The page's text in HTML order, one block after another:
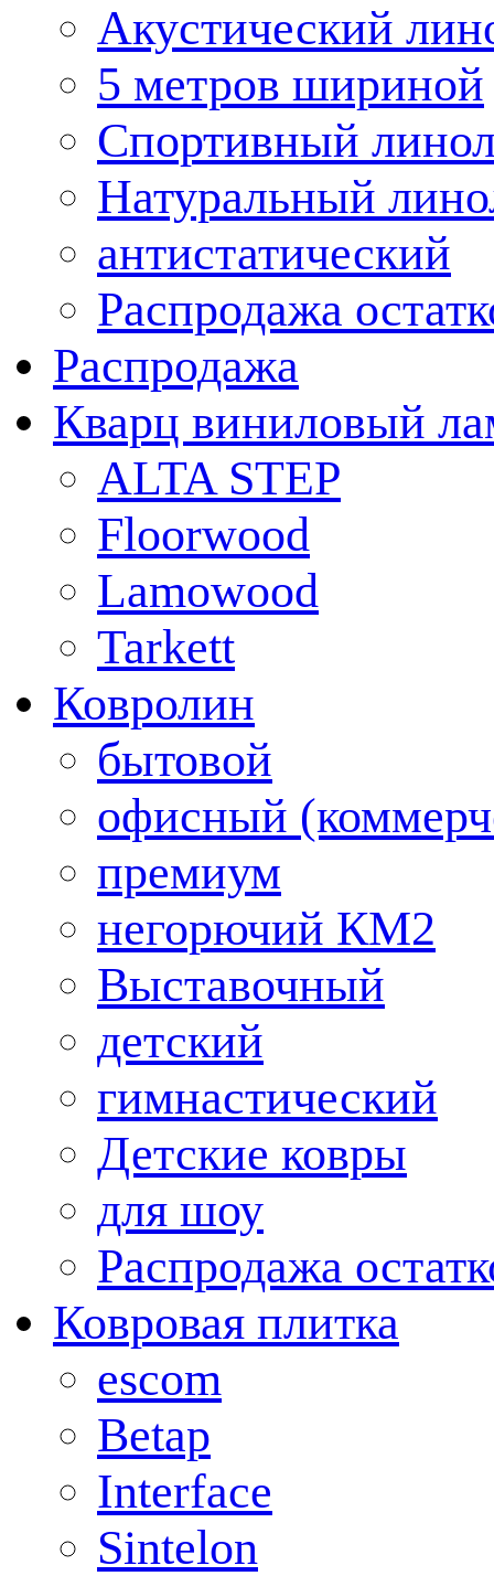
Акустический
5 метров шириной
Спортивный
Натуральный
антистатический
Распродажа
Распродажа
Кварц виниловый
ALTA STEP
Floorwood
Lamowood
Tarkett
Ковролин
бытовой
офисный
премиум
негорючий КМ2
Выставочный
детский
гимнастический
Детские ковры
для шоу
Распродажа
Ковровая плитка
escom
Betap
Interface
Sintelon